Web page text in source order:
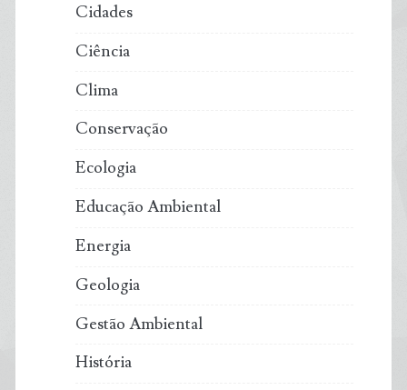
Cidades
Ciência
Clima
Conservação
Ecologia
Educação Ambiental
Energia
Geologia
Gestão Ambiental
História